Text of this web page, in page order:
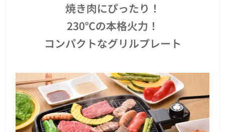
焼き肉にぴったり！
230℃の本格火力！
コンパクトなグリルプレート